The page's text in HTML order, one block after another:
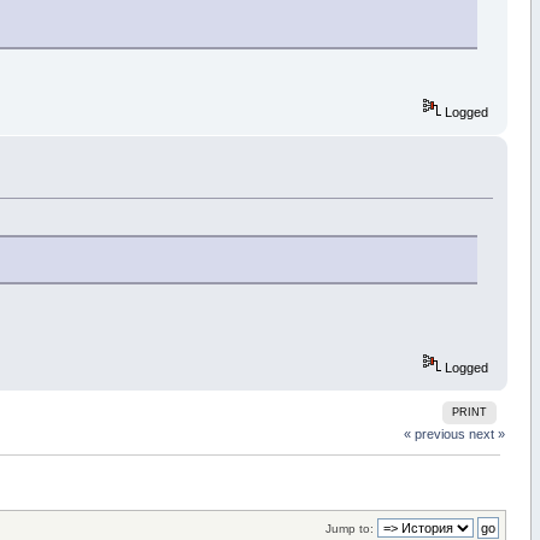
Logged
Logged
PRINT
« previous next »
Jump to: